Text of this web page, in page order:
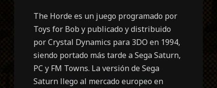
The Horde es un juego programado por
Toys for Bob y publicado y distribuido
por Crystal Dynamics para 3DO en 1994,
siendo portado más tarde a Sega Saturn,
PC y FM Towns. La versión de Sega
Saturn llego al mercado europeo en